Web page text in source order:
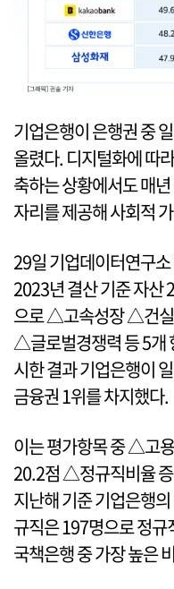
기업은행이 은행권 중
올렸다. 디지털화에 따
축하는 상황에서도 매
자리를 제공해 사회적
29일 기업데이터연구
2023년 결산 기준 자산
으로 △고속성장 △건
△글로벌경쟁력 등 5개
시한 결과 기업은행이
금융권 1위를 차지했다.
이는 평가항목 중 △고
20.2점 △정규직비율
지난해 기준 기업은행
규직은 197명으로 정
국책은행 중 가장 높은